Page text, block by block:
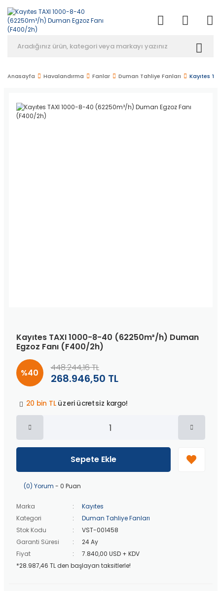
Anasayfa Havalandırma Fanlar Duman Tahliye Fanları Kayıtes
Kayıtes TAXI 1000-8-40 (62250m³/h) Duman
Egzoz Fanı (F400/2h)
%40 268.946,50 TL
448.244,16 TL
20 bin TLüzeri ücretsiz kargo!
40 bin TL
Peşin fiyatına
üzeri ücretsiz kargo!
üzeri ücretsiz kargo!
40 bin TLüzeri özel teklif!
Sepete Ekle
(0) Yorum - 0 Puan
Marka
Kayıtes
Kategori
Duman Tahliye Fanları
Stok Kodu
VST-001458
Garanti Süresi
24 Ay
Fiyat
7.840,00 USD + KDV
*28.987,46 TL den başlayan taksitlerle!